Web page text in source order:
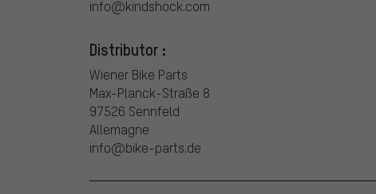
info@kindshock.com
Distributor :
Wiener Bike Parts
Max-Planck-Straße 8
97526 Sennfeld
Allemagne
info@bike-parts.de